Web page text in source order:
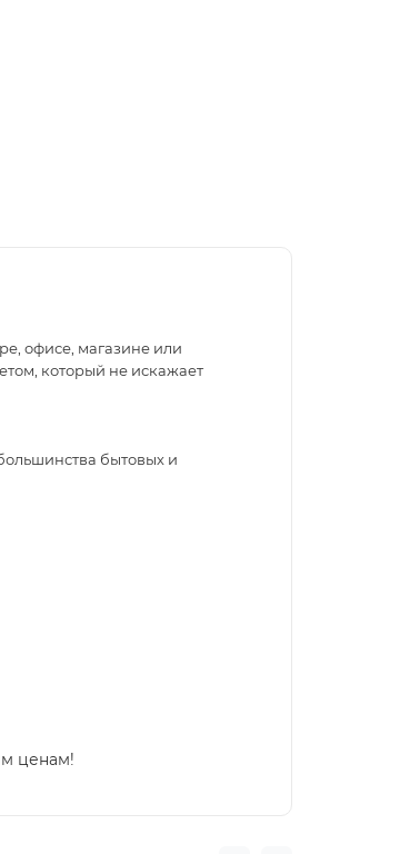
офисе, магазине или
который не искажает
бытовых и
ценам!